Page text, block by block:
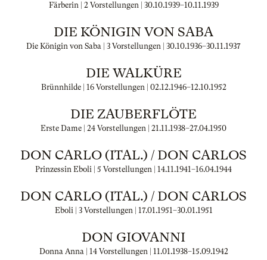
Färberin | 2 Vorstellungen | 30.10.1939–10.11.1939
DIE KÖNIGIN VON SABA
Die Königin von Saba | 3 Vorstellungen | 30.10.1936–30.11.1937
DIE WALKÜRE
Brünnhilde | 16 Vorstellungen | 02.12.1946–12.10.1952
DIE ZAUBERFLÖTE
Erste Dame | 24 Vorstellungen | 21.11.1938–27.04.1950
DON CARLO (ITAL.) / DON CARLOS
Prinzessin Eboli | 5 Vorstellungen | 14.11.1941–16.04.1944
DON CARLO (ITAL.) / DON CARLOS
Eboli | 3 Vorstellungen | 17.01.1951–30.01.1951
DON GIOVANNI
Donna Anna | 14 Vorstellungen | 11.01.1938–15.09.1942